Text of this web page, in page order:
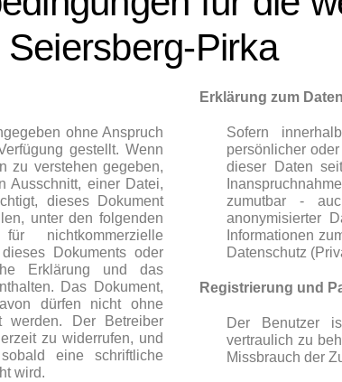
Pirka
ohne Anspruch
gestellt. Wenn
zu verstehen gegeben,
Ausschnitt, einer Datei,
dieses Dokument
unter den folgenden
nichtkommerzielle
Dokuments oder
Erklärung und das
Das Dokument,
dürfen nicht ohne
werden. Der Betreiber
zu widerrufen, und
eine schriftliche
wird.
Erklärung zum
Sofern
persönlicher
dieser Daten
zumutbar -
anonymisierter
Informationen
Datenschutz
Registrierung und
Der Benutzer
vertraulich zu
Missbrauch der